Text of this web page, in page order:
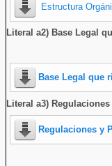
Estructura
Literal a2) Base Legal
Base Legal que
Literal a3)
Regulaciones y